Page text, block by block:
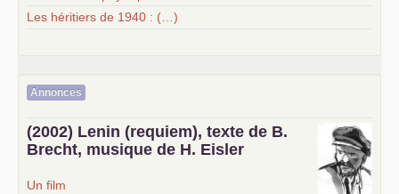
Les héritiers de 1940 : (…)
Annonces
(2002) Lenin (requiem), texte de B.
Brecht, musique de H. Eisler
Un film